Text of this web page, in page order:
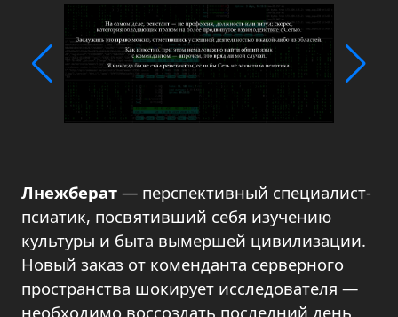
Лнежберат — перспективный специалист-
псиатик, посвятивший себя изучению
культуры и быта вымершей цивилизации.
Новый заказ от коменданта серверного
пространства шокирует исследователя —
необходимо воссоздать последний день